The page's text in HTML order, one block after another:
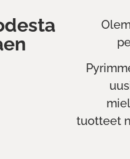
tuotteet